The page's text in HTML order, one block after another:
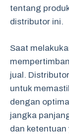
tentang
distributor ini.
Saat
jual.
untuk
dengan
jangka
dan